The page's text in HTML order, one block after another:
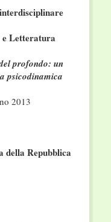
e Letteratura
profondo: un
psicodinamica
2013
della Repubblica